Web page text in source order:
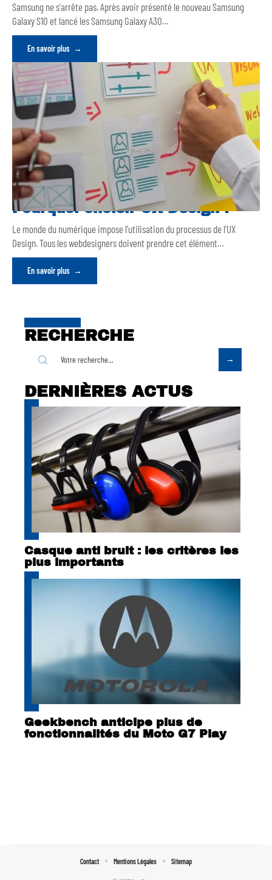
Samsung ne s'arrête pas. Après avoir présenté le nouveau Samsung
Galaxy S10 et lancé les Samsung Galaxy A30…
En savoir plus
Pourquoi choisir UX Design ?
Le monde du numérique impose l’utilisation du processus de l’UX
Design. Tous les webdesigners doivent prendre cet élément…
En savoir plus
RECHERCHE
DERNIÈRES ACTUS
Casque anti bruit : les critères les
plus importants
Geekbench anticipe plus de
fonctionnalités du Moto G7 Play
Contact Mentions Légales Sitemap